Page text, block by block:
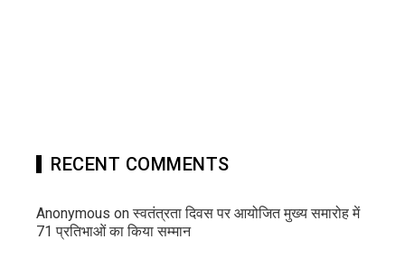
RECENT COMMENTS
Anonymous onस्वतंत्रता दिवस पर आयोजित मुख्य समारोह में
71 प्रतिभाओं का किया सम्मान